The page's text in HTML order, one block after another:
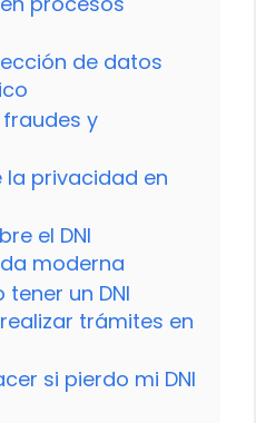
de datos
y
la privacidad en
el DNI
moderna
tener un DNI
trámites en
si pierdo mi DNI